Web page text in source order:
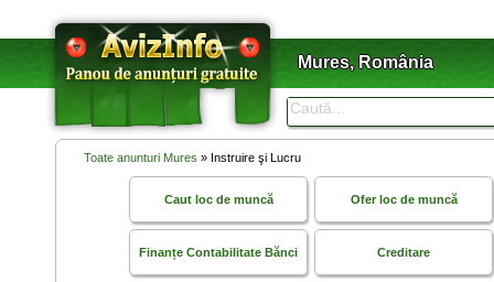
Mures, România
Toate anunturi Mures » Instruire şi Lucru
Caut loc de muncă Ofer loc de muncă
Finanțe Contabilitate Bănci Creditare